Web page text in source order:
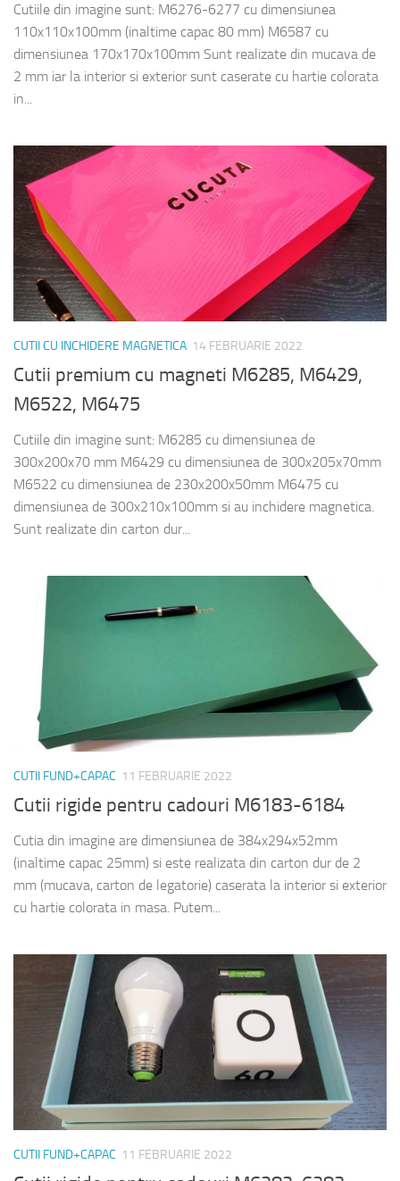
Cutiile din imagine sunt: M6276-6277 cu dimensiunea
110x110x100mm (inaltime capac 80 mm) M6587 cu
dimensiunea 170x170x100mm Sunt realizate din mucava de
2 mm iar la interior si exterior sunt caserate cu hartie colorata
in...
CUTII CU INCHIDERE MAGNETICA 14 FEBRUARIE 2022
Cutii premium cu magneti M6285, M6429,
M6522, M6475
Cutiile din imagine sunt: M6285 cu dimensiunea de
300x200x70 mm M6429 cu dimensiunea de 300x205x70mm
M6522 cu dimensiunea de 230x200x50mm M6475 cu
dimensiunea de 300x210x100mm si au inchidere magnetica.
Sunt realizate din carton dur...
CUTII FUND+CAPAC 11 FEBRUARIE 2022
Cutii rigide pentru cadouri M6183-6184
Cutia din imagine are dimensiunea de 384x294x52mm
(inaltime capac 25mm) si este realizata din carton dur de 2
mm (mucava, carton de legatorie) caserata la interior si exterior
cu hartie colorata in masa. Putem...
CUTII FUND+CAPAC 11 FEBRUARIE 2022